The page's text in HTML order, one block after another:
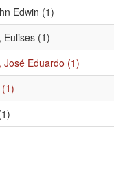
Edwin (1)
Eulises (1)
José Eduardo (1)